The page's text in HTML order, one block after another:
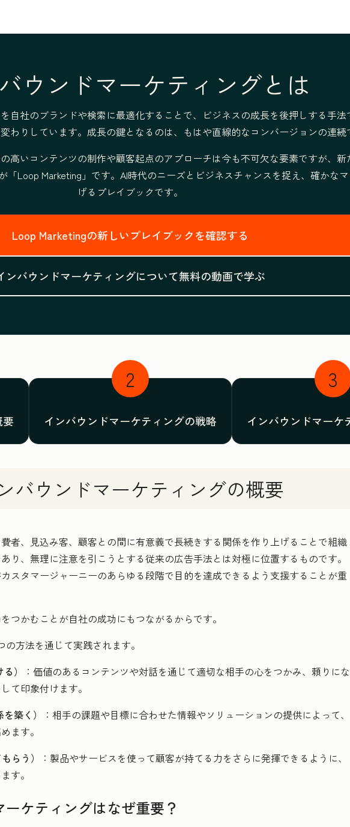
ウンドマーケティングとは
自社のブランドや検索に最適化することで、ビジネスの成長を後押しする手
わりしています。成長の鍵となるのは、もはや直線的なコンバージョンの連続
高いコンテンツの制作や顧客起点のアプローチは今も不可欠な要素ですが、新
Loop Marketing」です。 AI時代のニーズとビジネスチャンスを捉え、 確かな
げるプレイブックです。
Loop Marketingの新しいプレイブックを確認する
ンバウンドマーケティングについて無料の動画で学ぶ
要
2
インバウンドマーケティングの戦略
3
インバウンドマーケ
バウンドマーケティングの概要
者、見込み客、顧客との間に有意義で長続きする関係を作り上げることで組織
り、無理に注意を引こうとする従来の広告手法とは対極に位置するものです。
スタマージャーニーのあらゆる段階で目的を達成できるよう支援することが重
つかむことが自社の成功にもつながるからです。
方法を通じて実践されます。
）
：価値のあるコンテンツや対話を通じて適切な相手の心をつかみ、頼りにな
て印象付けます。
築く）
：相手の課題や目標に合わせた情報やソリューションの提供によって、
ます。
らう）
：製品やサービスを使って顧客が持てる力をさらに発揮できるように、
す。
ケティングはなぜ重要？